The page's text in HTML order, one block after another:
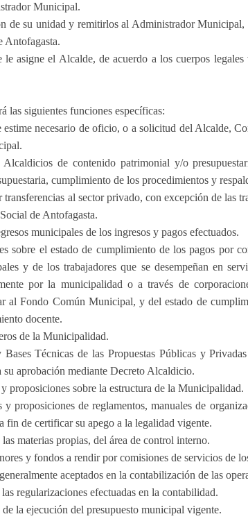
Municipal.
de su unidad y remitirlos al Administrador Municipal,
Antofagasta.
asigne el Alcalde, de acuerdo a los cuerpos legales
las siguientes funciones específicas:
necesario de oficio, o a solicitud del Alcalde,
de contenido patrimonial y/o
cumplimiento de los procedimientos y
al sector privado, con excepción de las
de Antofagasta.
municipales de los ingresos y pagos efectuados.
el estado de cumplimiento de los pagos por
y de los trabajadores que se desempeñan en
por la municipalidad o a través de
al Fondo Común Municipal, y del estado de
docente.
de la Municipalidad.
Técnicas de las Propuestas Públicas y
aprobación mediante Decreto Alcaldicio.
sobre la estructura de la Municipalidad.
proposiciones de reglamentos, manuales de
fin de certificar su apego a la legalidad vigente.
materias propias, del área de control interno.
y fondos a rendir por comisiones de servicios de
aceptados en la contabilización de las
regularizaciones efectuadas en la contabilidad.
la ejecución del presupuesto municipal vigente.